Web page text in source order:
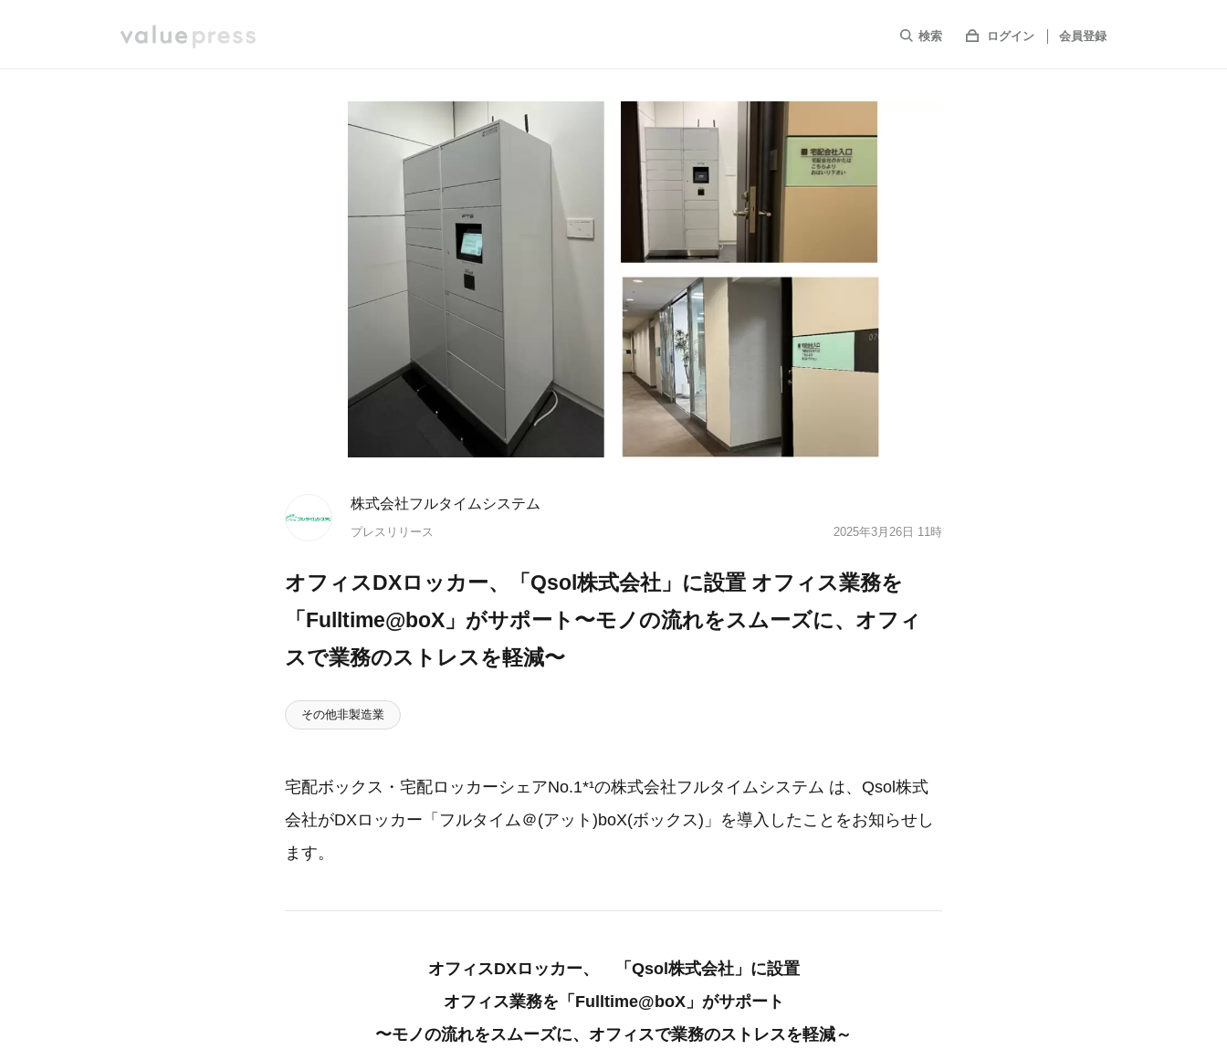
検索 ログイン 会員登録
株式会社フルタイムシステム
プレスリリース 2025年3月26日 11時
オフィスDXロッカー、「Qsol株式会社」に設置 オフィス業務を
「Fulltime@boX」がサポート〜モノの流れをスムーズに、オフィ
スで業務のストレスを軽減〜
その他非製造業
宅配ボックス・宅配ロッカーシェアNo.1*¹の株式会社フルタイムシステム は、Qsol株式
会社がDXロッカー「フルタイム＠(アット)boX(ボックス)」を導入したことをお知らせし
ます。
オフィスDXロッカー、 「Qsol株式会社」に設置
オフィス業務を「Fulltime@boX」がサポート
〜モノの流れをスムーズに、オフィスで業務のストレスを軽減～